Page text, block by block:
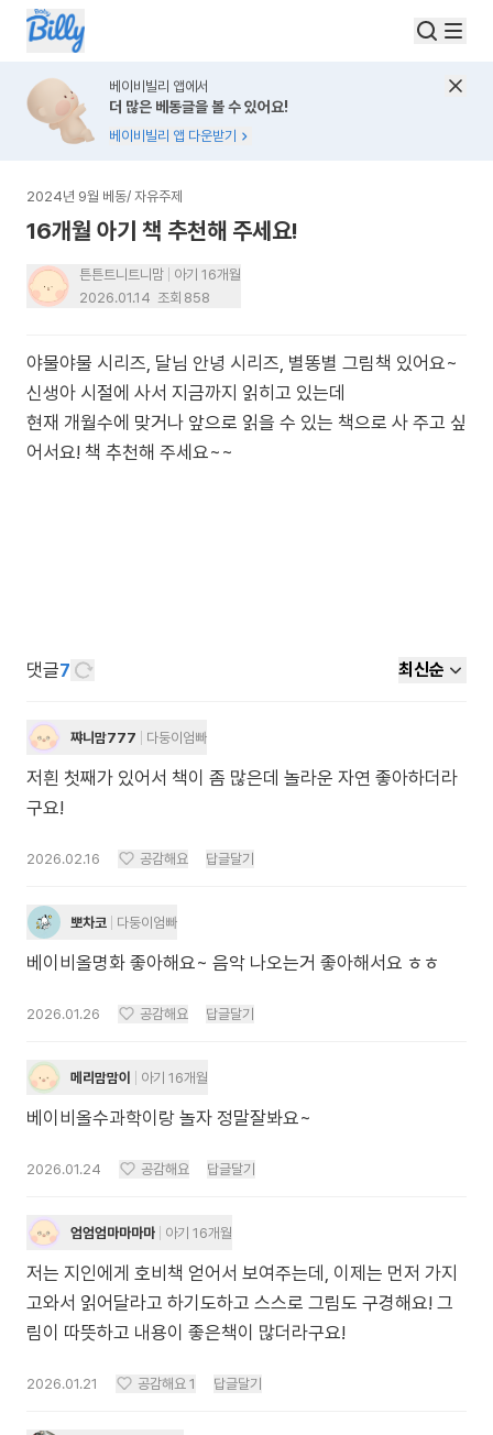
베이비빌리 앱에서
더 많은 베동글을 볼 수 있어요!
베이비빌리 앱 다운받기
2024년 9월 베동/ 자유주제
16개월 아기 책 추천해 주세요!
튼튼트니트니맘
아기 16개월
2026.01.14 조회 858
야물야물 시리즈, 달님 안녕 시리즈, 별똥별 그림책 있어요~
신생아 시절에 사서 지금까지 읽히고 있는데
현재 개월수에 맞거나 앞으로 읽을 수 있는 책으로 사 주고 싶
어서요! 책 추천해 주세요~~
댓글7 최신순
쨔니맘777 다둥이엄빠
저흰 첫째가 있어서 책이 좀 많은데 놀라운 자연 좋아하더라
구요!
2026.02.16 공감해요 답글달기
뽀차코 다둥이엄빠
베이비올명화 좋아해요~ 음악 나오는거 좋아해서요 ㅎㅎ
2026.01.26 공감해요 답글달기
메리맘맘이 아기 16개월
베이비올수과학이랑 놀자 정말잘봐요~
2026.01.24 공감해요 답글달기
엄엄엄마마마마 아기 16개월
저는 지인에게 호비책 얻어서 보여주는데, 이제는 먼저 가지
고와서 읽어달라고 하기도하고 스스로 그림도 구경해요! 그
림이 따뜻하고 내용이 좋은책이 많더라구요!
2026.01.21 공감해요 1 답글달기